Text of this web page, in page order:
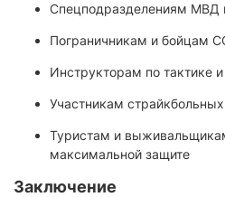
Спецподразделениям МВД
Пограничникам и бойцам
Инструкторам по тактике
Участникам
Туристам и
максимальной защите
Заключение